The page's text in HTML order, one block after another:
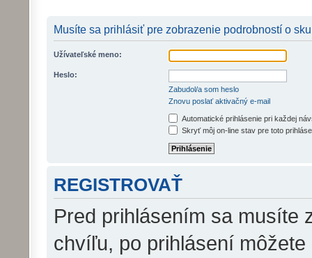
Musíte sa prihlásiť pre zobrazenie podrobností o
Užívateľské meno:
Heslo:
Zabudol/a som heslo
Znovu poslať aktivačný e-mail
Automatické prihlásenie pri každej
Skryť môj on-line stav pre toto
REGISTROVAŤ
Pred prihlásením sa musíte
chvíľu, po prihlásení